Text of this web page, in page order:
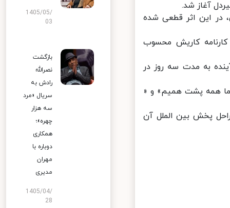
آغاز شد.
در این اثر قطعی شده
کاریش محسوب
به مدت سه روز در
همه پشت همیم» و «
پخش بین‌ الملل آن
1405/05/
03
بازگشت
نصرالله
رادش به
سریال «مرد
سه هزار
چهره»؛
همکاری
دوباره با
مهران
مدیری
1405/04/
28